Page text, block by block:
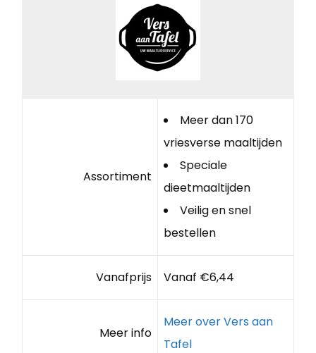
Assortiment
Meer dan 170
vriesverse maaltijden
Speciale
dieetmaaltijden
Veilig en snel
bestellen
Vanafprijs Vanaf €6,44
Meer info
Meer over Vers aan
Tafel